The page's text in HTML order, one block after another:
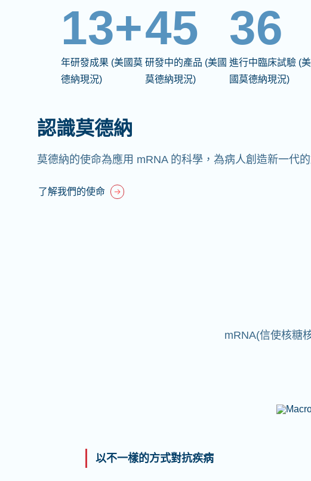
13+
年研發成果 (美國莫
德納現況)
45
研發中的產品 (美國
莫德納現況)
36
進行中臨床試驗 (美
國莫德納現況)
認識莫德納
莫德納的使命為應用 mRNA 的科學，為病人創造新一代的
了解我們的使命
mRNA(信使核糖
以不一樣的方式對抗疾病